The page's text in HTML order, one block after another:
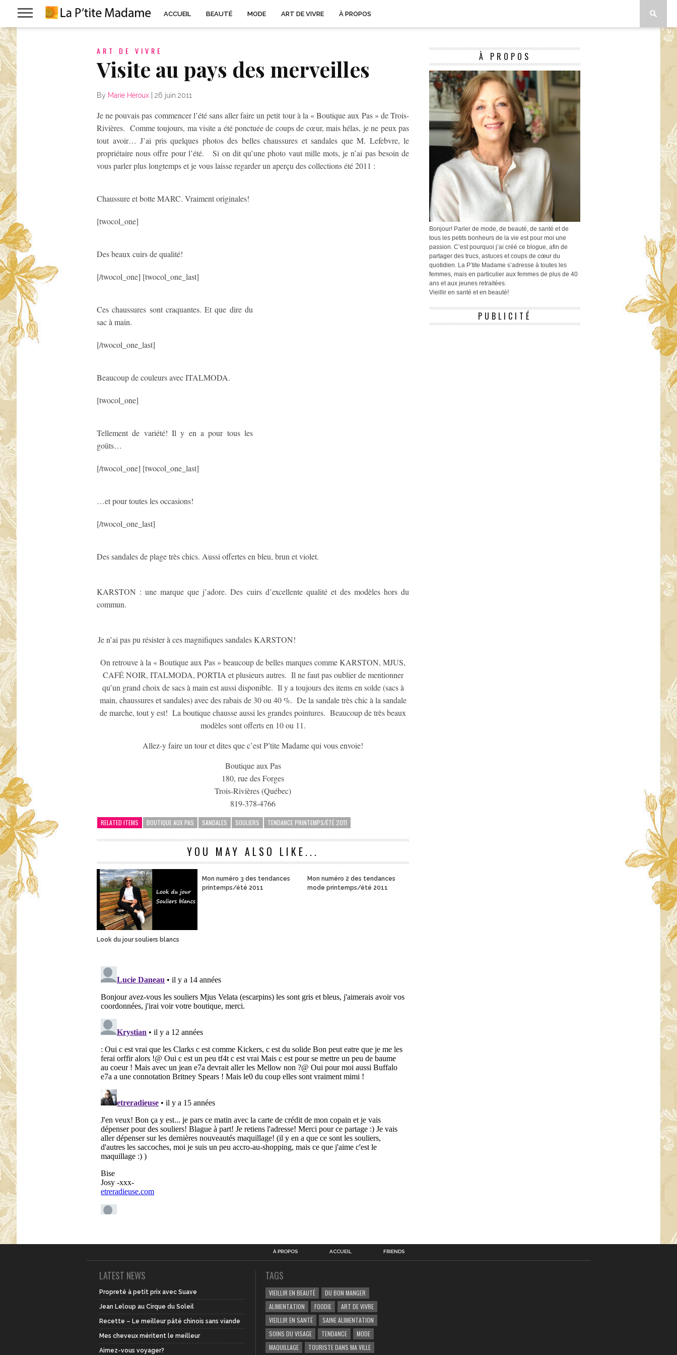
ACCUEIL BEAUTÉ MODE ART DE VIVRE À PROPOS
ART DE VIVRE
Visite au pays des merveilles
By Marie Héroux 26 juin 2011
Je ne pouvais pas commencer l’été sans aller faire un petit tour à la « Boutique aux Pas » de Trois-
Rivières. Comme toujours, ma visite a été ponctuée de coups de cœur, mais hélas, je ne peux pas
tout avoir… J’ai pris quelques photos des belles chaussures et sandales que M. Lefebvre, le
propriétaire nous offre pour l’été. Si on dit qu’une photo vaut mille mots, je n’ai pas besoin de
vous parler plus longtemps et je vous laisse regarder un aperçu des collections été 2011 :
Chaussure et botte MARC. Vraiment originales!
[twocol_one]
Des beaux cuirs de qualité!
[/twocol_one] [twocol_one_last]
Ces chaussures sont craquantes. Et que dire du
sac à main.
[/twocol_one_last]
Beaucoup de couleurs avec ITALMODA.
[twocol_one]
Tellement de variété! Il y en a pour tous les
goûts…
[/twocol_one] [twocol_one_last]
…et pour toutes les occasions!
[/twocol_one_last]
Des sandales de plage très chics. Aussi offertes en bleu, brun et violet.
KARSTON : une marque que j’adore. Des cuirs d’excellente qualité et des modèles hors du
commun.
Je n’ai pas pu résister à ces magnifiques sandales KARSTON!
On retrouve à la « Boutique aux Pas » beaucoup de belles marques comme KARSTON, MJUS,
CAFÉ NOIR, ITALMODA, PORTIA et plusieurs autres. Il ne faut pas oublier de mentionner
qu’un grand choix de sacs à main est aussi disponible. Il y a toujours des items en solde (sacs à
main, chaussures et sandales) avec des rabais de 30 ou 40 %. De la sandale très chic à la sandale
de marche, tout y est! La boutique chausse aussi les grandes pointures. Beaucoup de très beaux
modèles sont offerts en 10 ou 11.
Allez-y faire un tour et dites que c’est P’tite Madame qui vous envoie!
Boutique aux Pas
180, rue des Forges
Trois-Rivières (Québec)
819-378-4766
RELATED ITEMS BOUTIQUE AUX PAS SANDALES SOULIERS TENDANCE PRINTEMPS/ÉTÉ 2011
YOU MAY ALSO LIKE...
Look du jour souliers blancs
Mon numéro 3 des tendances
printemps/été 2011
Mon numéro 2 des tendances
mode printemps/été 2011
À PROPOS
Bonjour! Parler de mode, de beauté, de santé et de
tous les petits bonheurs de la vie est pour moi une
passion. C’est pourquoi j’ai créé ce blogue, afin de
partager des trucs, astuces et coups de cœur du
quotidien. La P’tite Madame s’adresse à toutes les
femmes, mais en particulier aux femmes de plus de 40
ans et aux jeunes retraitées.
Vieillir en santé et en beauté!
PUBLICITÉ
À PROPOS ACCUEIL FRIENDS
LATEST NEWS
Propreté à petit prix avec Suave
Jean Leloup au Cirque du Soleil
Recette – Le meilleur pâté chinois sans viande
Mes cheveux méritent le meilleur
Aimez-vous voyager?
TAGS
VIEILLIR EN BEAUTÉ
DU BON MANGER
ALIMENTATION
FOODIE
ART DE VIVRE
VIEILLIR EN SANTÉ
SAINE ALIMENTATION
SOINS DU VISAGE
TENDANCE
MODE
MAQUILLAGE
TOURISTE DANS MA VILLE